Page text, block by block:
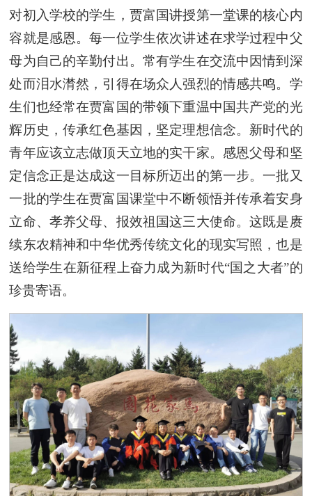
对初入学校的学生，贾富国讲授第一堂课的核心内
容就是感恩。每一位学生依次讲述在求学过程中父
母为自己的辛勤付出。常有学生在交流中因情到深
处而泪水潸然，引得在场众人强烈的情感共鸣。学
生们也经常在贾富国的带领下重温中国共产党的光
辉历史，传承红色基因，坚定理想信念。新时代的
青年应该立志做顶天立地的实干家。感恩父母和坚
定信念正是达成这一目标所迈出的第一步。一批又
一批的学生在贾富国课堂中不断领悟并传承着安身
立命、孝养父母、报效祖国这三大使命。这既是赓
续东农精神和中华优秀传统文化的现实写照，也是
送给学生在新征程上奋力成为新时代“国之大者”的
珍贵寄语。